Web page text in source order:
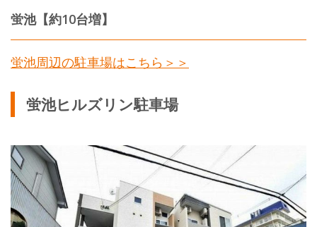
蛍池【約10台増】
蛍池周辺の駐車場はこちら＞＞
蛍池ヒルズリン駐車場